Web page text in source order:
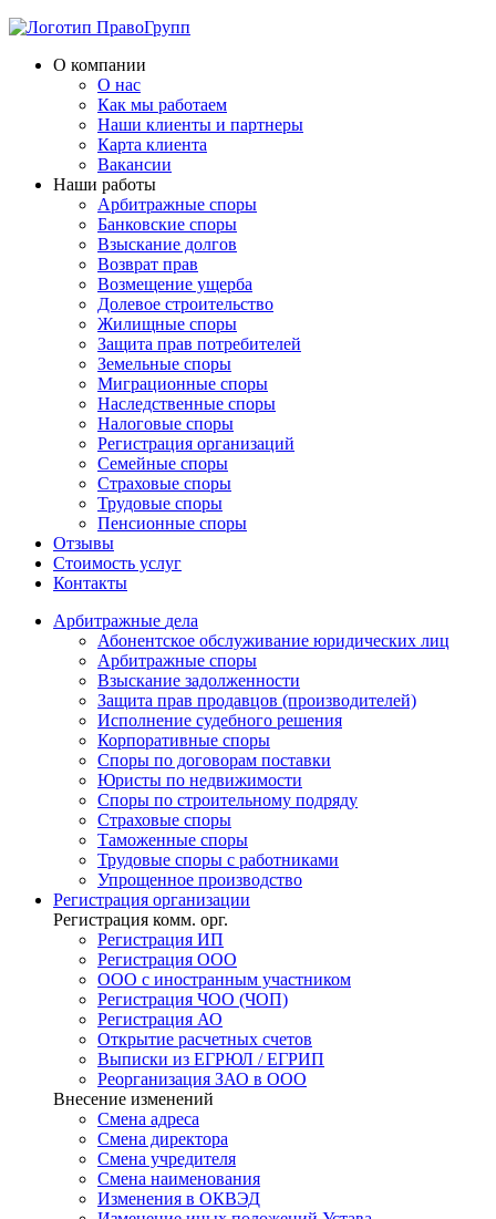
О компании
О нас
Как мы работаем
Наши клиенты и партнеры
Карта клиента
Вакансии
Наши работы
Арбитражные споры
Банковские споры
Взыскание долгов
Возврат прав
Возмещение ущерба
Долевое строительство
Жилищные споры
Защита прав потребителей
Земельные споры
Миграционные споры
Наследственные споры
Налоговые споры
Регистрация организаций
Семейные споры
Страховые споры
Трудовые споры
Пенсионные споры
Отзывы
Стоимость услуг
Контакты
Арбитражные дела
Абонентское обслуживание юридических лиц
Арбитражные споры
Взыскание задолженности
Защита прав продавцов (производителей)
Исполнение судебного решения
Корпоративные споры
Споры по договорам поставки
Юристы по недвижимости
Споры по строительному подряду
Страховые споры
Таможенные споры
Трудовые споры с работниками
Упрощенное производство
Регистрация организации
Регистрация комм. орг.
Регистрация ИП
Регистрация ООО
ООО с иностранным участником
Регистрация ЧОО (ЧОП)
Регистрация АО
Открытие расчетных счетов
Выписки из ЕГРЮЛ / ЕГРИП
Реорганизация ЗАО в ООО
Внесение изменений
Смена адреса
Смена директора
Cмена учредителя
Смена наименования
Изменения в ОКВЭД